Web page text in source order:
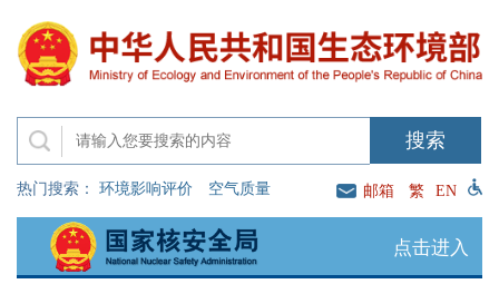
热门搜索： 环境影响评价 空气质量 邮箱 繁 EN
点击进入